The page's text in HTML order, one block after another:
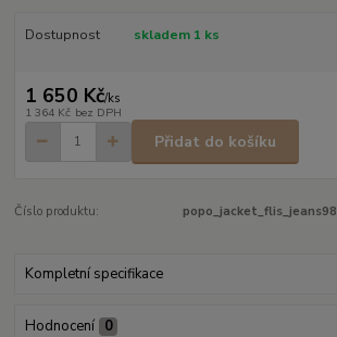
Dostupnost skladem 1 ks
1 650 Kč/ks
1 364 Kč bez DPH
Přidat do košíku
Číslo produktu: popo_jacket_flis_jeans98
Kompletní specifikace
Hodnocení 0